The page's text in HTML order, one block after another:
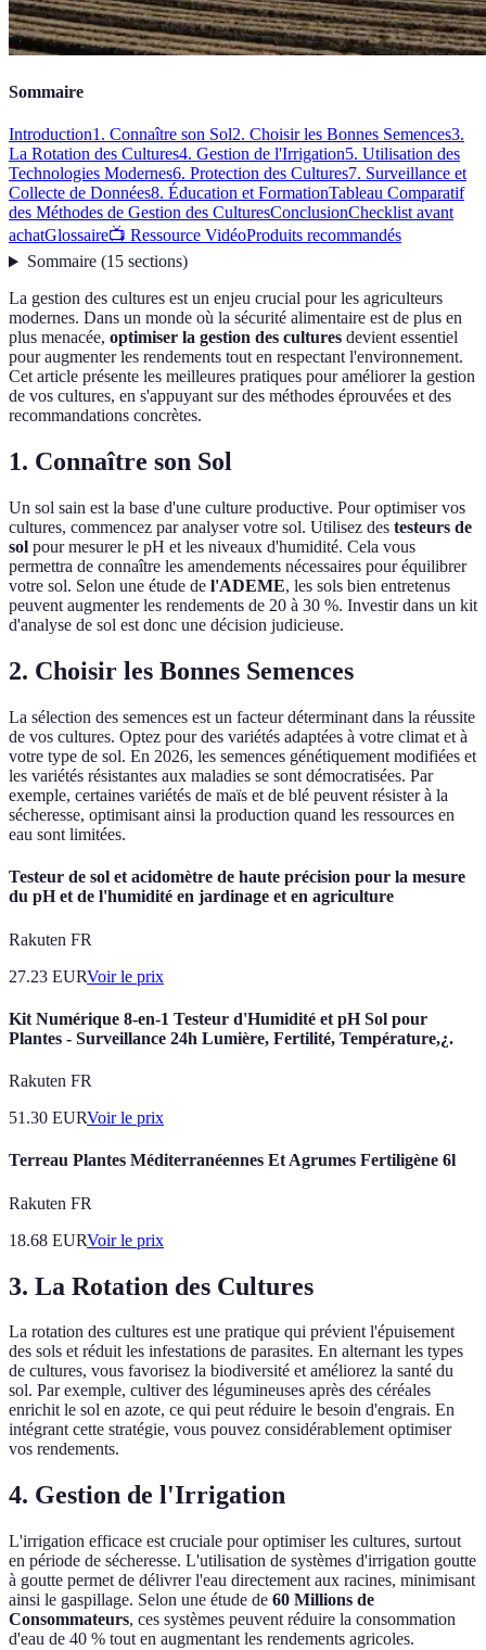
Sommaire
Introduction1. Connaître son Sol2. Choisir les Bonnes Semences3.
La Rotation des Cultures4. Gestion de l'Irrigation5. Utilisation des
Technologies Modernes6. Protection des Cultures7. Surveillance et
Collecte de Données8. Éducation et FormationTableau Comparatif
des Méthodes de Gestion des CulturesConclusionChecklist avant
achatGlossaire📺 Ressource VidéoProduits recommandés
Sommaire(15 sections)
La gestion des cultures est un enjeu crucial pour les agriculteurs
modernes. Dans un monde où la sécurité alimentaire est de plus en
plus menacée, optimiser la gestion des cultures devient essentiel
pour augmenter les rendements tout en respectant l'environnement.
Cet article présente les meilleures pratiques pour améliorer la gestion
de vos cultures, en s'appuyant sur des méthodes éprouvées et des
recommandations concrètes.
1. Connaître son Sol
Un sol sain est la base d'une culture productive. Pour optimiser vos
cultures, commencez par analyser votre sol. Utilisez des testeurs de
sol pour mesurer le pH et les niveaux d'humidité. Cela vous
permettra de connaître les amendements nécessaires pour équilibrer
votre sol. Selon une étude de l'ADEME, les sols bien entretenus
peuvent augmenter les rendements de 20 à 30 %. Investir dans un kit
d'analyse de sol est donc une décision judicieuse.
2. Choisir les Bonnes Semences
La sélection des semences est un facteur déterminant dans la réussite
de vos cultures. Optez pour des variétés adaptées à votre climat et à
votre type de sol. En 2026, les semences génétiquement modifiées et
les variétés résistantes aux maladies se sont démocratisées. Par
exemple, certaines variétés de maïs et de blé peuvent résister à la
sécheresse, optimisant ainsi la production quand les ressources en
eau sont limitées.
Testeur de sol et acidomètre de haute précision pour la mesure
du pH et de l'humidité en jardinage et en agriculture
Rakuten FR
27.23 EURVoir le prix
Kit Numérique 8-en-1 Testeur d'Humidité et pH Sol pour
Plantes - Surveillance 24h Lumière, Fertilité, Température,¿.
Rakuten FR
51.30 EURVoir le prix
Terreau Plantes Méditerranéennes Et Agrumes Fertiligène 6l
Rakuten FR
18.68 EURVoir le prix
3. La Rotation des Cultures
La rotation des cultures est une pratique qui prévient l'épuisement
des sols et réduit les infestations de parasites. En alternant les types
de cultures, vous favorisez la biodiversité et améliorez la santé du
sol. Par exemple, cultiver des légumineuses après des céréales
enrichit le sol en azote, ce qui peut réduire le besoin d'engrais. En
intégrant cette stratégie, vous pouvez considérablement optimiser
vos rendements.
4. Gestion de l'Irrigation
L'irrigation efficace est cruciale pour optimiser les cultures, surtout
en période de sécheresse. L'utilisation de systèmes d'irrigation goutte
à goutte permet de délivrer l'eau directement aux racines, minimisant
ainsi le gaspillage. Selon une étude de 60 Millions de
Consommateurs, ces systèmes peuvent réduire la consommation
d'eau de 40 % tout en augmentant les rendements agricoles.